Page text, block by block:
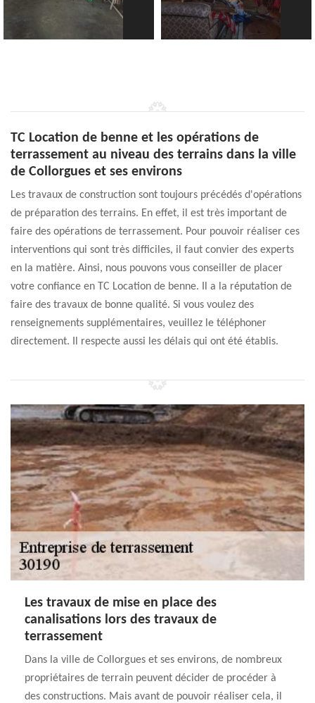
TC Location de benne et les opérations de
terrassement au niveau des terrains dans la ville
de Collorgues et ses environs
Les travaux de construction sont toujours précédés d'opérations
de préparation des terrains. En effet, il est très important de
faire des opérations de terrassement. Pour pouvoir réaliser ces
interventions qui sont très difficiles, il faut convier des experts
en la matière. Ainsi, nous pouvons vous conseiller de placer
votre confiance en TC Location de benne. Il a la réputation de
faire des travaux de bonne qualité. Si vous voulez des
renseignements supplémentaires, veuillez le téléphoner
directement. Il respecte aussi les délais qui ont été établis.
Les travaux de mise en place des
canalisations lors des travaux de
terrassement
Dans la ville de Collorgues et ses environs, de nombreux
propriétaires de terrain peuvent décider de procéder à
des constructions. Mais avant de pouvoir réaliser cela, il